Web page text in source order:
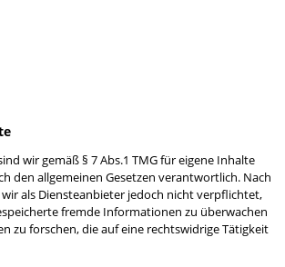
wir gemäß § 7 Abs.1 TMG für eigene Inhalte
den allgemeinen Gesetzen verantwortlich. Nach
wir als Diensteanbieter jedoch nicht verpflichtet,
fremde Informationen zu überwachen
zu forschen, die auf eine rechtswidrige Tätigkeit